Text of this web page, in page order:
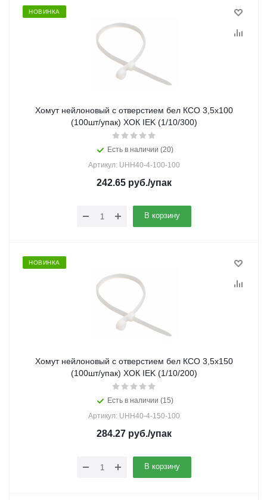
НОВИНКА
Хомут нейлоновый с отверстием бел КСО 3,5х100
(100шт/упак) ХОК IEK (1/10/300)
Есть в наличии (20)
Артикул: UHH40-4-100-100
242.65 руб./упак
В корзину
НОВИНКА
Хомут нейлоновый с отверстием бел КСО 3,5х150
(100шт/упак) ХОК IEK (1/10/200)
Есть в наличии (15)
Артикул: UHH40-4-150-100
284.27 руб./упак
В корзину